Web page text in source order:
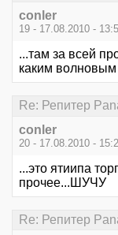
conler
19 - 17.08.2010 -
...там за всей
каким
Re: Репитер
conler
20 - 17.08.2010 -
...это ятиипа
прочее...ШУЧУ
Re: Репитер